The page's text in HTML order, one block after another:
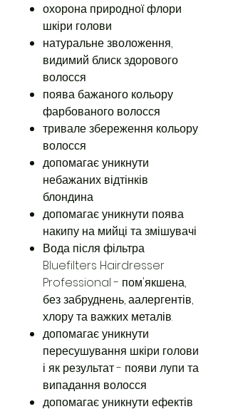
охорона природної флори
шкіри голови
натуральне зволоження,
видимий блиск здорового
волосся
поява бажаного кольору
фарбованого волосся
тривале збереження кольору
волосся
допомагає уникнути
небажаних відтінків
блондина
допомагає уникнути поява
накипу на мийці та змішувачі
Вода після фільтра
Bluefilters Hairdresser
Professional - пом'якшена,
без забруднень, аалергентів,
хлору та важких металів.
допомагає уникнути
пересушування шкіри голови
і як результат - появи лупи та
випадання волосся
допомагає уникнути ефектів